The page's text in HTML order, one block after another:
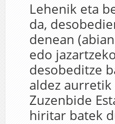
Lehenik eta
da,
denean
edo
desobeditze
aldez
Zuzenbide
hiritar batek